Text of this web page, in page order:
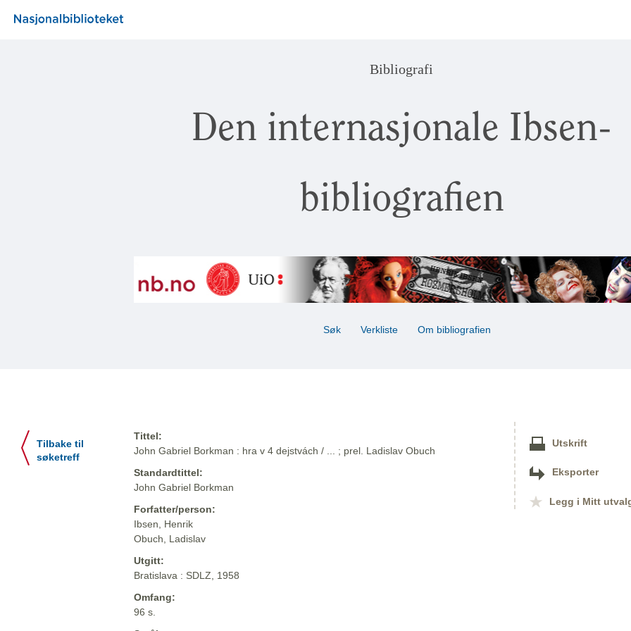
Bibliografi
Den internasjonale Ibsen-
bibliografien
Søk Verkliste Om bibliografien
Tilbake til
søketreff
Tittel:
John Gabriel Borkman : hra v 4 dejstvách / ... ; prel. Ladislav Obuch
Standardtittel:
John Gabriel Borkman
Forfatter/person:
Ibsen, Henrik
Obuch, Ladislav
Utgitt:
Bratislava : SDLZ, 1958
Omfang:
96 s.
Utskrift
Eksporter
Legg i Mitt